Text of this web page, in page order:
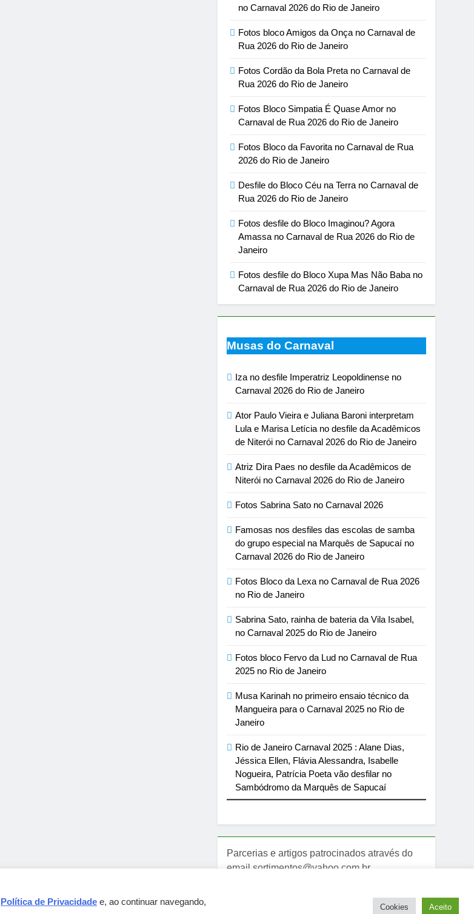
no Carnaval 2026 do Rio de Janeiro
Fotos bloco Amigos da Onça no Carnaval de
Rua 2026 do Rio de Janeiro
Fotos Cordão da Bola Preta no Carnaval de
Rua 2026 do Rio de Janeiro
Fotos Bloco Simpatia É Quase Amor no
Carnaval de Rua 2026 do Rio de Janeiro
Fotos Bloco da Favorita no Carnaval de Rua
2026 do Rio de Janeiro
Desfile do Bloco Céu na Terra no Carnaval de
Rua 2026 do Rio de Janeiro
Fotos desfile do Bloco Imaginou? Agora
Amassa no Carnaval de Rua 2026 do Rio de
Janeiro
Fotos desfile do Bloco Xupa Mas Não Baba no
Carnaval de Rua 2026 do Rio de Janeiro
Musas do Carnaval
Iza no desfile Imperatriz Leopoldinense no
Carnaval 2026 do Rio de Janeiro
Ator Paulo Vieira e Juliana Baroni interpretam
Lula e Marisa Letícia no desfile da Acadêmicos
de Niterói no Carnaval 2026 do Rio de Janeiro
Atriz Dira Paes no desfile da Acadêmicos de
Niterói no Carnaval 2026 do Rio de Janeiro
Fotos Sabrina Sato no Carnaval 2026
Famosas nos desfiles das escolas de samba
do grupo especial na Marquês de Sapucaí no
Carnaval 2026 do Rio de Janeiro
Fotos Bloco da Lexa no Carnaval de Rua 2026
no Rio de Janeiro
Sabrina Sato, rainha de bateria da Vila Isabel,
no Carnaval 2025 do Rio de Janeiro
Fotos bloco Fervo da Lud no Carnaval de Rua
2025 no Rio de Janeiro
Musa Karinah no primeiro ensaio técnico da
Mangueira para o Carnaval 2025 no Rio de
Janeiro
Rio de Janeiro Carnaval 2025 : Alane Dias,
Jéssica Ellen, Flávia Alessandra, Isabelle
Nogueira, Patrícia Poeta vão desfilar no
Sambódromo da Marquês de Sapucaí
Parcerias e artigos patrocinados através do
email sortimentos@yahoo.com.br
Gebbeg Powered ByBlazeThemes
Política de Privacidade e, ao continuar navegando,
Cookies Aceito